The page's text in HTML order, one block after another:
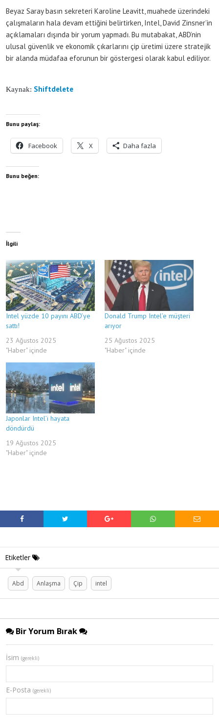
Beyaz Saray basın sekreteri Karoline Leavitt, muahede üzerindeki
çalışmaların hala devam ettiğini belirtirken, Intel, David Zinsner’in
açıklamaları dışında bir yorum yapmadı. Bu mutabakat, ABD’nin
ulusal güvenlik ve ekonomik çıkarlarını çip üretimi üzere stratejik
bir alanda müdafaa eforunun bir göstergesi olarak kabul ediliyor.
Kaynak: Shiftdelete
Bunu paylaş:
Facebook X Daha fazla
Bunu beğen:
İlgili
Intel yüzde 10 payını ABD’ye
sattı!
23 Ağustos 2025
"Haber" içinde
Donald Trump Intel’e müşteri
arıyor
25 Ağustos 2025
"Haber" içinde
Japonlar Intel’i hayata
döndürdü
19 Ağustos 2025
"Haber" içinde
Etiketler
Abd Anlaşma Çip intel
Bir Yorum Bırak
İsim (gerekli)
E-Posta (gerekli)